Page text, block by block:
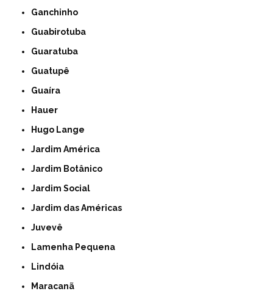
Ganchinho
Guabirotuba
Guaratuba
Guatupê
Guaíra
Hauer
Hugo Lange
Jardim América
Jardim Botânico
Jardim Social
Jardim das Américas
Juvevê
Lamenha Pequena
Lindóia
Maracanã